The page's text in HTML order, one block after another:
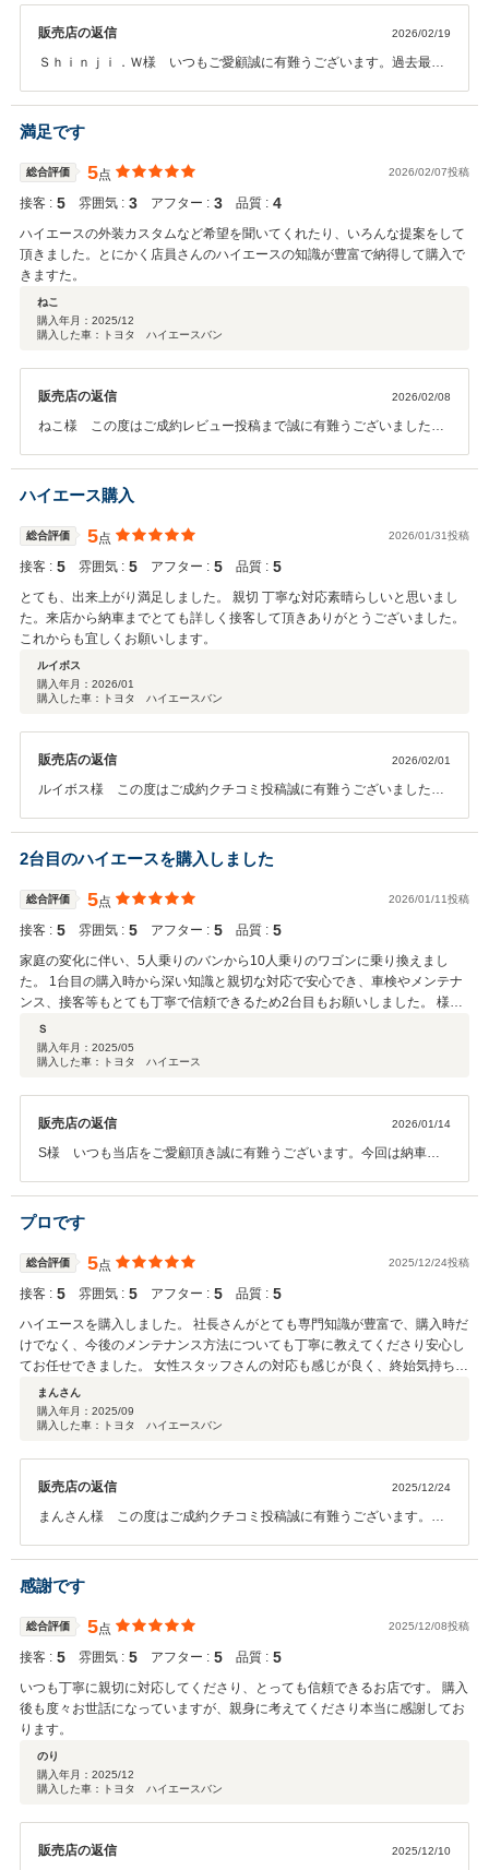
販売店の返信 2026/02/19
Ｓｈｉｎｊｉ．Ｗ様 いつもご愛顧誠に有難うございます。過去最多
ァイアはある程度のお任せいただいてからの納車となりました。大変
長らくお待たせしました事、深くお詫び致します。カスタム具合いい
仕上がりとなりました。こちらの満足度がお客様より上回っていまい
したらすみません。ひと際目立つかなとも思っておりましたが、とん
でもない。品のある大人仕様となりました。待っていただいた分、ご
納得頂いたと感謝しております。これからのメンテナンスをしっかり
させていただきながら大切に長く乗れるようお手伝いさせてくださ
い。有難うございました。
満足です
総合評価 5点 2026/02/07投稿
接客 : 5 雰囲気 : 3 アフター : 3 品質 : 4
ハイエースの外装カスタムなど希望を聞いてくれたり、いろんな提案をして
頂きました。とにかく店員さんのハイエースの知識が豊富で納得して購入で
きますた。
ねこ
購入年月： 2025/12
購入した車：トヨタ ハイエースバン
販売店の返信 2026/02/08
ねこ様 この度はご成約レビュー投稿まで誠に有難うございました。
詰まったハイエースに近づけましたでしょうか。お車作り上げていく
うちに代表、スタッフ共に大変愛着が湧いておりまして満足している
次第です。ハイエースはたくさんのカスタム＆ドレスアップパーツが
御座いますのでまだまだ可愛がってあげていただればと思います。趣
味に仕事に最適なハイエース！！メンテナンスもしっかりさせて頂き
ますので是非お任せ下さい。安全運転で楽しい日々をお過ごしくださ
い。
ハイエース購入
総合評価 5点 2026/01/31投稿
接客 : 5 雰囲気 : 5 アフター : 5 品質 : 5
とても、出来上がり満足しました。 親切 丁寧な対応素晴らしいと思いまし
た。来店から納車までとても詳しく接客して頂きありがとうございました。
これからも宜しくお願いします。
ルイボス
購入年月： 2026/01
購入した車：トヨタ ハイエースバン
販売店の返信 2026/02/01
ルイボス様 この度はご成約クチコミ投稿誠に有難うございました。
する車両も徹底的にきれいに仕上げてから展示するようにしておりま
す。ただ、ルイボス様のハイエースはまだ展示もしていないタイミン
グでのご紹介となり汚れ、キズ、臭い等も気になられるようだったか
と思います。しかし日に日に仕上がっていく工程を楽しませて頂いて
いるのも事実です。いつも仲の良いご夫婦様で微笑ましい限りです。
この度の出会いに感謝しております。メンテナンス他カスタムなんで
もお任せ下さい。ご来店お待ちしております。
2台目のハイエースを購入しました
総合評価 5点 2026/01/11投稿
接客 : 5 雰囲気 : 5 アフター : 5 品質 : 5
家庭の変化に伴い、5人乗りのバンから10人乗りのワゴンに乗り換えまし
た。 1台目の購入時から深い知識と親切な対応で安心でき、車検やメンテナ
ンス、接客等もとても丁寧で信頼できるため2台目もお願いしました。 様々
なカスタムが施された格好良いハイエースが沢山あるため、メンテナンスの
待ち時間も楽しく過ごせます。
Ｓ
購入年月： 2025/05
購入した車：トヨタ ハイエース
販売店の返信 2026/01/14
S様 いつも当店をご愛顧頂き誠に有難うございます。今回は納車後
テナンスさせていただきました。バンからワゴンへ乗換え。ご相談頂
いた時から納車までお時間がかかりました事、深くお詫びいたしま
す。車検のタイミングが１年から２年と長くなりました。貨物から乗
用車にもなりました。いろいろな違いを体感されている事と思いま
す。とても穏やかで謙虚なS様。これからも末長くお付き合いくださ
いませ。高評価有難うございます。
プロです
総合評価 5点 2025/12/24投稿
接客 : 5 雰囲気 : 5 アフター : 5 品質 : 5
ハイエースを購入しました。 社長さんがとても専門知識が豊富で、購入時だ
けでなく、今後のメンテナンス方法についても丁寧に教えてくださり安心し
てお任せできました。 女性スタッフさんの対応も感じが良く、終始気持ちよ
くやり取りができました。 納車後の車の調子もとても良く、大満足です。
信頼できる中古車販売店です。
まんさん
購入年月： 2025/09
購入した車：トヨタ ハイエースバン
販売店の返信 2025/12/24
まんさん様 この度はご成約クチコミ投稿誠に有難うございます。本
に乗られていました。お仕事も忙しいようですね。前車もハイエース
でお車の事は熟知しておられるので安心しております。まだまだ末長
くお楽しみください。お忙しい中、ご来店本当に有難うございまし
た。これから年末年始休みに入りますね、気を付けて運転されてくだ
さい。またご来店お待ちしております。
感謝です
総合評価 5点 2025/12/08投稿
接客 : 5 雰囲気 : 5 アフター : 5 品質 : 5
いつも丁寧に親切に対応してくださり、とっても信頼できるお店です。 購入
後も度々お世話になっていますが、親身に考えてくださり本当に感謝してお
ります。
のり
購入年月： 2025/12
購入した車：トヨタ ハイエースバン
販売店の返信 2025/12/10